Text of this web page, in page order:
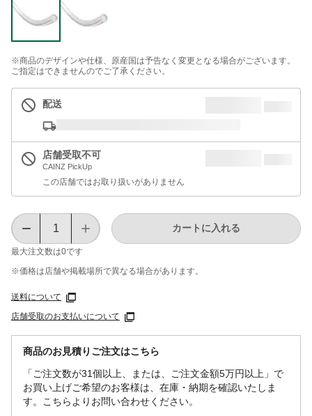
※商品のデザインや仕様、原産国は予告なく変更となる場合がございます。
ご指定はできませんのでご了承ください。
配送
店舗受取不可
CAINZ PickUp
この店舗ではお取り扱いがありません
最大注文数は0です
カートに入れる
※価格は​店舗や​掲載場所で​異なる​場合が​あります。
送料について
店舗受取のお支払いについて
商品のお見積りご注文はこちら
「ご注文数が31個以上、または、ご注文金額5万円以上」で
お買い上げご希望のお客様は、在庫・納期を確認いたしま
す。こちらよりお問い合わせください。